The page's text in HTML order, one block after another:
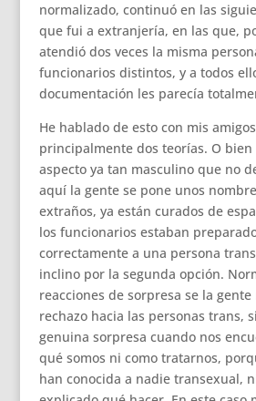
normalizado, continuó en las
que fui a extranjería, en las que,
atendió dos veces la misma
funcionarios distintos, y a todos
documentación les parecía
He hablado de esto con mis
principalmente dos teorías. O
aspecto ya tan masculino que no
aquí la gente se pone unos
extraños, ya están curados de
los funcionarios estaban
correctamente a una persona
inclino por la segunda opción.
reacciones de sorpresa se la
rechazo hacia las personas trans,
genuina sorpresa cuando nos
qué somos ni como tratarnos,
han conocida a nadie transexual,